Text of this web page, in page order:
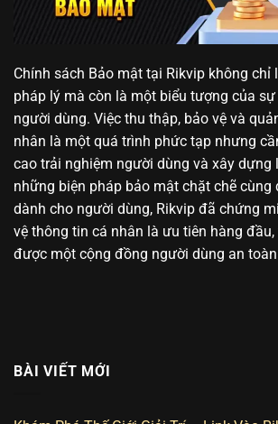
Chính sách Bảo mật tại Rikvip không chỉ
pháp lý mà còn là một biểu tượng của
người dùng. Việc thu thập, bảo vệ và
nhân là một quá trình phức tạp nhưng
cao trải nghiệm người dùng và xây dựng
những biện pháp bảo mật chặt chẽ cùng
dành cho người dùng, Rikvip đã chứng
vệ thông tin cá nhân là ưu tiên hàng
được một cộng đồng người dùng an
BÀI VIẾT MỚI